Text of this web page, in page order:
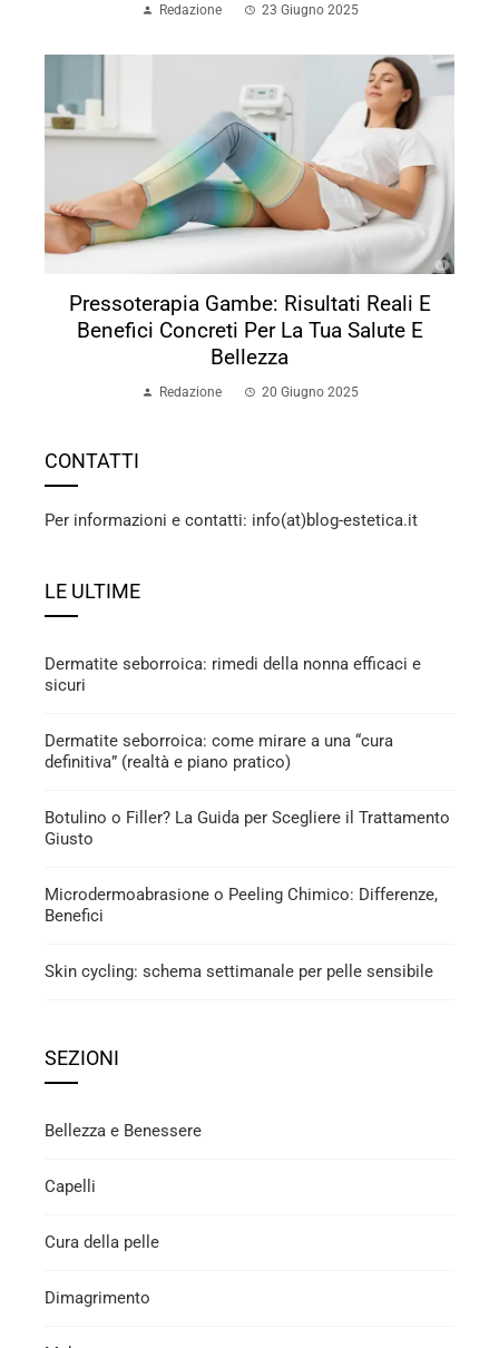
Redazione 23 Giugno 2025
Pressoterapia Gambe: Risultati Reali E
Benefici Concreti Per La Tua Salute E
Bellezza
Redazione 20 Giugno 2025
CONTATTI
Per informazioni e contatti: info(at)blog-estetica.it
LE ULTIME
Dermatite seborroica: rimedi della nonna efficaci e
sicuri
Dermatite seborroica: come mirare a una “cura
definitiva” (realtà e piano pratico)
Botulino o Filler? La Guida per Scegliere il Trattamento
Giusto
Microdermoabrasione o Peeling Chimico: Differenze,
Benefici
Skin cycling: schema settimanale per pelle sensibile
SEZIONI
Bellezza e Benessere
Capelli
Cura della pelle
Dimagrimento